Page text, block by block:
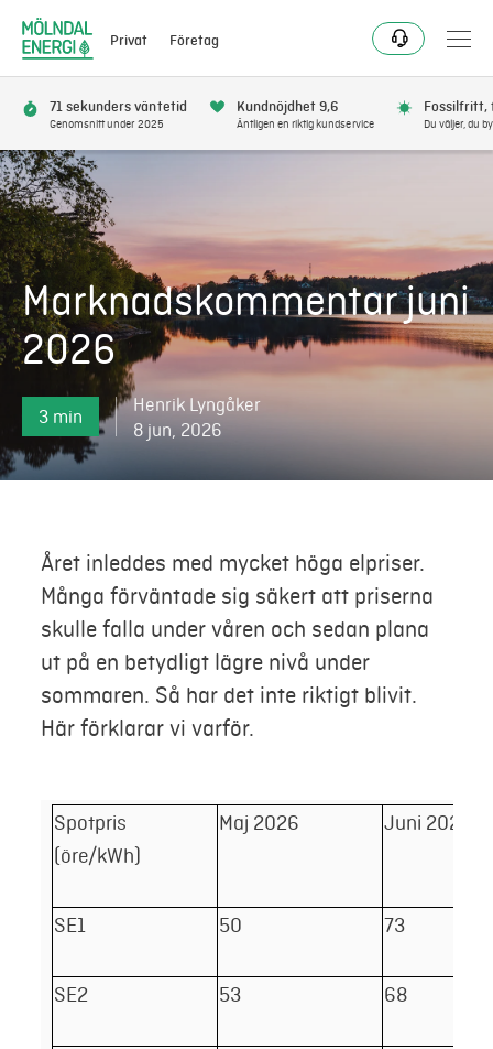
Privat Företag
Elavtal
Elnät
Fjärrvärme & kyla
Energitjänster
Mer
Logga in
71 sekunders väntetid
Genomsnitt under 2025
Kundnöjdhet 9,6
Äntligen en riktig kundservice
Fossilfritt,
Du väljer, du
Marknadskommentar juni
2026
3 min
Henrik Lyngåker
8 jun, 2026
Året inleddes med mycket höga elpriser.
Många förväntade sig säkert att priserna
skulle falla under våren och sedan plana
ut på en betydligt lägre nivå under
sommaren. Så har det inte riktigt blivit.
Här förklarar vi varför.
Spotpris
(öre/kWh)
Maj 2026 Juni 2026
SE1 50 73
SE2 53 68